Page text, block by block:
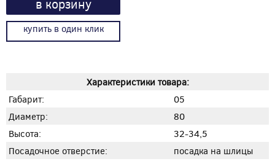
в корзину
купить в один клик
Характеристики товара:
Габарит:
05
Диаметр:
80
Высота:
32-34,5
Посадочное отверстие:
посадка на шлицы